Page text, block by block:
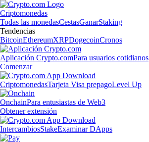
Criptomonedas
Todas las monedasCestasGanarStaking
Tendencias
BitcoinEthereumXRPDogecoinCronos
Aplicación Crypto.comPara usuarios cotidianos
Comenzar
CriptomonedasTarjeta Visa prepagoLevel Up
OnchainPara entusiastas de Web3
Obtener extensión
IntercambiosStakeExaminar DApps